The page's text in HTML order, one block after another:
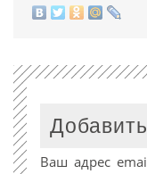
Ваш адрес